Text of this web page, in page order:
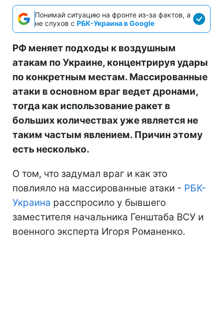
Понимай ситуацию на фронте из-за фактов, а
не слухов с РБК-Украина в Google
РФ меняет подходы к воздушным
атакам по Украине, концентрируя удары
по конкретным местам. Массированные
атаки в основном враг ведет дронами,
тогда как использование ракет в
больших количествах уже является не
таким частым явлением. Причин этому
есть несколько.
О том, что задумал враг и как это
повлияло на массированные атаки - РБК-
Украина расспросило у бывшего
заместителя начальника Генштаба ВСУ и
военного эксперта Игоря Романенко.